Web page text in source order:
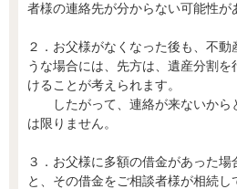
者様の連絡先が分からない可能性が
２．お父様がなくなった後も、不動
うな場合には、先方は、遺産分割
けることが考えられます。
したがって、連絡が来ないから
は限りません。
３．お父様に多額の借金があった
と、その借金をご相談者様が相続し